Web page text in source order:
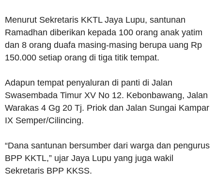
Menurut Sekretaris KKTL Jaya Lupu, santunan
Ramadhan diberikan kepada 100 orang anak yatim
dan 8 orang duafa masing-masing berupa uang Rp
150.000 setiap orang di tiga titik tempat.
Adapun tempat penyaluran di panti di Jalan
Swasembada Timur XV No 12. Kebonbawang, Jalan
Warakas 4 Gg 20 Tj. Priok dan Jalan Sungai Kampar
IX Semper/Cilincing.
“Dana santunan bersumber dari warga dan pengurus
BPP KKTL,” ujar Jaya Lupu yang juga wakil
Sekretaris BPP KKSS.